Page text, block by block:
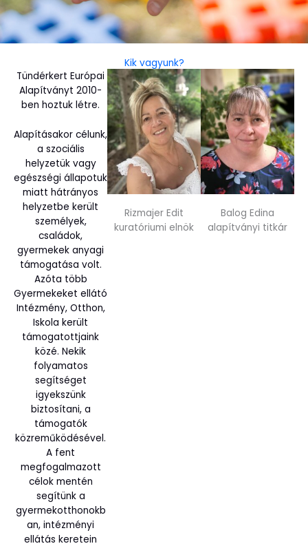
Kik vagyunk?
Tündérkert Európai
Alapítványt 2010-
ben hoztuk létre.
Alapításakor célunk,
a szociális
helyzetük vagy
egészségi állapotuk
miatt hátrányos
helyzetbe került
személyek,
családok,
gyermekek anyagi
támogatása volt.
Azóta több
Gyermekeket ellátó
Intézmény, Otthon,
Iskola került
támogatottjaink
közé. Nekik
folyamatos
segítséget
igyekszünk
biztosítani, a
támogatók
közreműködésével.
A fent
megfogalmazott
célok mentén
segítünk a
gyermekotthonokb
an, intézményi
ellátás keretein
Rizmajer Edit
kuratóriumi elnök
Balog Edina
alapítványi titkár